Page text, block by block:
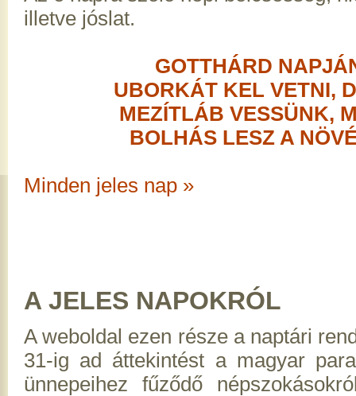
illetve jóslat.
GOTTHÁRD
UBORKÁT KEL VETNI,
MEZÍTLÁB VESSÜNK,
BOLHÁS LESZ A
Minden jeles nap »
A JELES NAPOKRÓL
A weboldal ezen része a naptári
31-ig ad áttekintést a magyar
ünnepeihez fűződő